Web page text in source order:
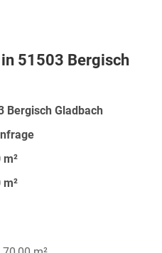
51503 Bergisch
Bergisch Gladbach
m²
m²